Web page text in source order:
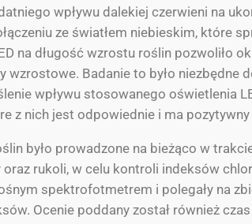
wpływu dalekiej czerwieni na
ze światłem niebieskim, które
na długość wzrostu roślin pozwoliło
wzrostowe. Badanie to było
wpływu stosowanego oświetlenia
z nich jest odpowiednie i ma
było prowadzone na bieżąco w
rukoli, w celu kontroli indeksów
spektrofotmetrem i polegały na
Ocenie poddany został również